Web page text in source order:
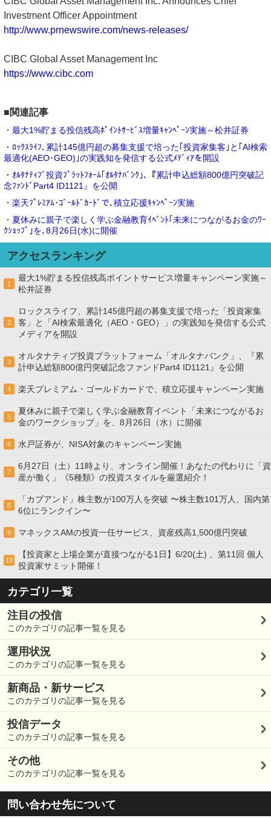
Investment Officer Appointment
http://www.prnewswire.com/news-releases/
CIBC Global Asset Management Inc
https://www.cibc.com
■関連記事
・最大1%貯まる投信残高ﾎﾟｲﾝﾄｻｰﾋﾞｽ増量ｷｬﾝﾍﾟｰﾝ実施～松井証券
・ﾛｯｸｽﾗｲﾌ､累計145億円超の募集支援で培った｢投資家集客｣と｢AI検索
最適化(AEO･GEO)｣の実践知を発信する公式ﾒﾃﾞｨｱを開設
・ｵﾙﾀﾅﾃｨﾌﾞ投資ﾌﾟﾗｯﾄﾌｫｰﾑ｢ｵﾙﾀﾅﾊﾞﾝｸ｣､『累計申込総額800億円突破記
念ﾌｧﾝﾄﾞPart4 ID1121』を公開
・楽天ﾌﾟﾚﾐｱﾑ･ｺﾞｰﾙﾄﾞｶｰﾄﾞで､積立応援ｷｬﾝﾍﾟｰﾝ実施
・夏休みに親子で楽しく学ぶ金融教育ｲﾍﾞﾝﾄ｢未来につながるお金のﾜｰ
ｸｼｮｯﾌﾟ｣を､8月26日(水)に開催
アクセスランキング
1
最大1%貯まる投信残高ポイントサービス増量キャンペーン実施～
松井証券
2
ロックスライフ、累計145億円超の募集支援で培った「投資家集
客」と「AI検索最適化（AEO・GEO）」の実践知を発信する公式
メディアを開設
3
オルタナティブ投資プラットフォーム「オルタナバンク」、『累
計申込総額800億円突破記念ファンドPart4 ID1121』を公開
4 楽天プレミアム・ゴールドカードで、積立応援キャンペーン実施
5
夏休みに親子で楽しく学ぶ金融教育イベント「未来につながるお
金のワークショップ」を、8月26日（水）に開催
6 水戸証券が、NISA対象のキャンペーン実施
7
6月27日（土）11時より、オンライン開催！あなたの代わりに「資
産が働く」《5種類》の投資スタイルを厳選紹介！
8
「カブアンド」株主数が100万人を突破 〜株主数101万人、国内第
6位にランクイン〜
9 マネックスAMの投資一任サービス、資産残高1,500億円突破
10
【投資家と上場企業が直接つながる1日】6/20(土) 、第11回 個人
投資家サミット開催！
カテゴリ一覧
注目の投信
このカテゴリの記事一覧を見る
運用状況
このカテゴリの記事一覧を見る
新商品・新サービス
このカテゴリの記事一覧を見る
投信データ
このカテゴリの記事一覧を見る
その他
このカテゴリの記事一覧を見る
問い合わせ先について